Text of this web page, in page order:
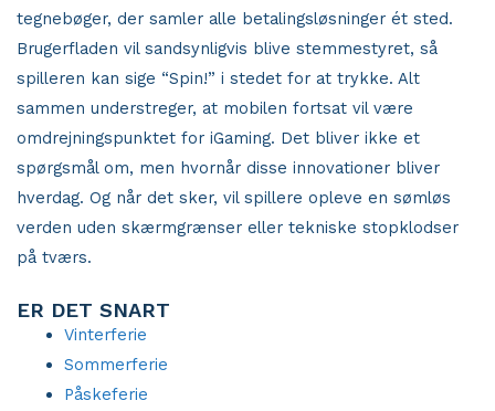
tegnebøger, der samler alle betalingsløsninger ét sted.
Brugerfladen vil sandsynligvis blive stemmestyret, så
spilleren kan sige “Spin!” i stedet for at trykke. Alt
sammen understreger, at mobilen fortsat vil være
omdrejningspunktet for iGaming. Det bliver ikke et
spørgsmål om, men hvornår disse innovationer bliver
hverdag. Og når det sker, vil spillere opleve en sømløs
verden uden skærmgrænser eller tekniske stopklodser
på tværs.
ER DET SNART
Vinterferie
Sommerferie
Påskeferie